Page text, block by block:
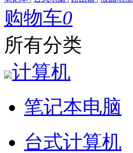
购物车0
所有分类
计算机
笔记本电脑
台式计算机